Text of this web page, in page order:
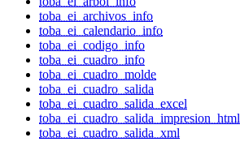
toba_ei_archivos_info
toba_ei_calendario_info
toba_ei_codigo_info
toba_ei_cuadro_info
toba_ei_cuadro_molde
toba_ei_cuadro_salida
toba_ei_cuadro_salida_excel
toba_ei_cuadro_salida_impresion_html
toba_ei_cuadro_salida_xml